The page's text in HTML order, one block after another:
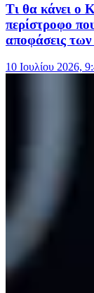
Τι θα κάνει ο
περίστροφο
αποφάσεις
10 Ιουλίου 2026,